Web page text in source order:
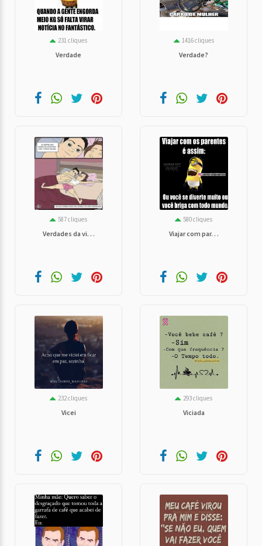
231 cliques
Verdade
1416 cliques
Verdade?
587 cliques
Verdades da vi. . .
580 cliques
Viajar com par. . .
232 cliques
Vicei
293 cliques
Viciada